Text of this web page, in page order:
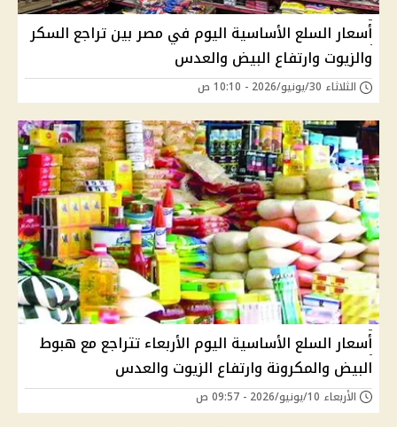
أسعار السلع الأساسية اليوم في مصر بين تراجع السكر
والزيوت وارتفاع البيض والعدس
الثلاثاء 30/يونيو/2026 - 10:10 ص
أسعار السلع الأساسية اليوم الأربعاء تتراجع مع هبوط
البيض والمكرونة وارتفاع الزيوت والعدس
الأربعاء 10/يونيو/2026 - 09:57 ص